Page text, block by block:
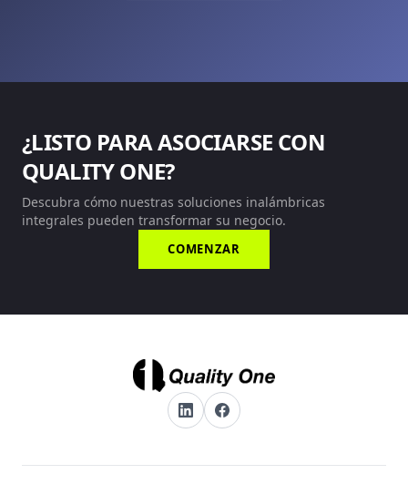
¿LISTO PARA ASOCIARSE CON
QUALITY ONE?
Descubra cómo nuestras soluciones inalámbricas
integrales pueden transformar su negocio.
COMENZAR